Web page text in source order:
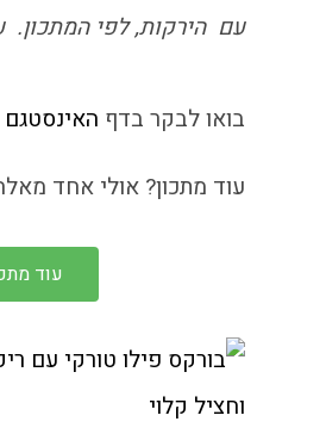
עם הירקות, לפי המתכון.
בואו לבקר בדף האינסטגם
עוד מתכון? אולי אחד
עוד